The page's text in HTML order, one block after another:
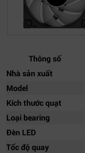
Thông số
Nhà sản xuất
Model
Kích thước quạt
Loại bearing
Đèn LED
Tốc độ quay